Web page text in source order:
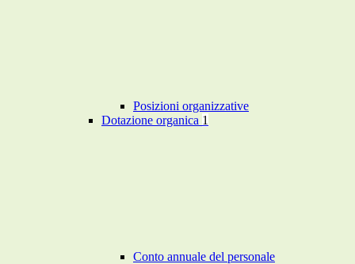
Posizioni organizzative
Dotazione organica 1
Conto annuale del personale